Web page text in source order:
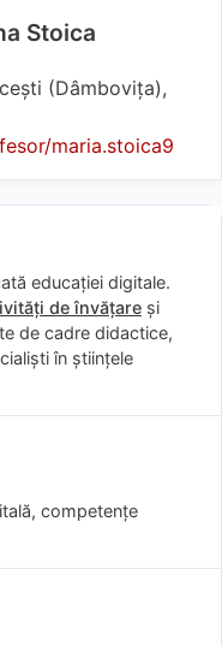
Stoica
(Dâmboviţa),
maria.stoica9
educației digitale.
de învățare și
de cadre didactice,
în științele
competențe